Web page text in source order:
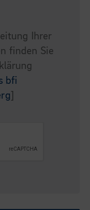
Ihrer
finden Sie
bfi